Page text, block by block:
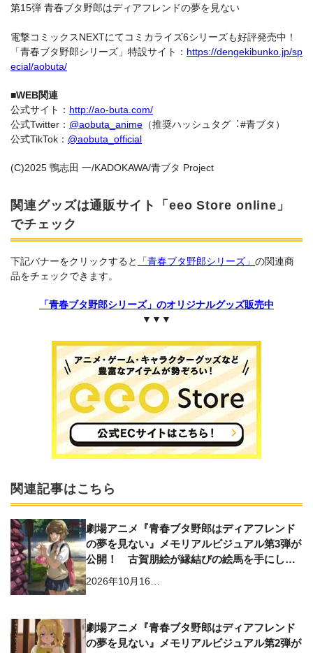
第15弾 ⻘春ブタ野郎はディアフレンドの夢を⾒ない
電撃コミックスNEXTにてコミカライズ6シリーズも好評発売中！
「⻘春ブタ野郎シリーズ」特設サイト： https://dengekibunko.jp/sp
ecial/aobuta/
■WEB関連
公式サイト： http://ao-buta.com/
公式Twitter： @aobuta_anime （推奨ハッシュタグ︓#⻘ブタ）
公式TikTok： @aobuta_official
(C)2025 鴨志⽥ ⼀/KADOKAWA/⻘ブタ Project
関連グッズは通販サイト「eeo Store online」
でチェック
下記バナーをクリックすると 「青春ブタ野郎シリーズ」 の関連商
品をチェックできます。
「青春ブタ野郎シリーズ」のオリジナルグッズ販売中
▼▼▼
関連記事はこちら
劇場アニメ『青春ブタ野郎はディアフレンド
の夢を見ない』メモリアルビジュアル第3弾が
公開！ 古賀朋絵が縁結びの絵馬を手にした
ビジュアルに
2026年10月16…
劇場アニメ『青春ブタ野郎はディアフレンド
の夢を見ない』メモリアルビジュアル第2弾が